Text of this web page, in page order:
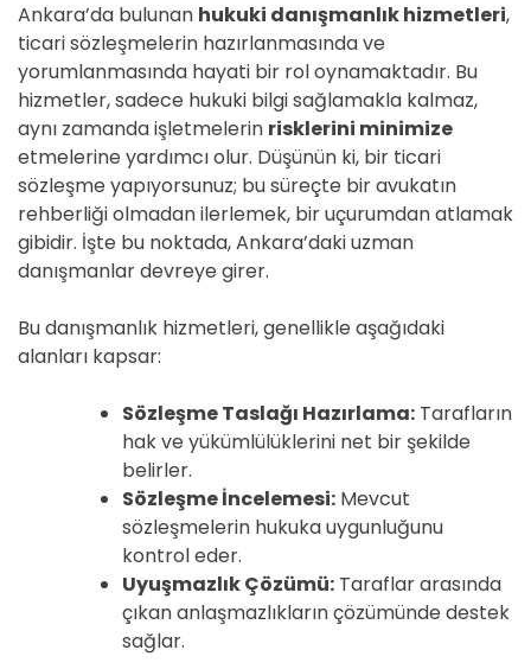
Ankara’da bulunan hukuki danışmanlık hizmetleri,
ticari sözleşmelerin hazırlanmasında ve
yorumlanmasında hayati bir rol oynamaktadır. Bu
hizmetler, sadece hukuki bilgi sağlamakla kalmaz,
aynı zamanda işletmelerin risklerini minimize
etmelerine yardımcı olur. Düşünün ki, bir ticari
sözleşme yapıyorsunuz; bu süreçte bir avukatın
rehberliği olmadan ilerlemek, bir uçurumdan atlamak
gibidir. İşte bu noktada, Ankara’daki uzman
danışmanlar devreye girer.
Bu danışmanlık hizmetleri, genellikle aşağıdaki
alanları kapsar:
Sözleşme Taslağı Hazırlama: Tarafların
hak ve yükümlülüklerini net bir şekilde
belirler.
Sözleşme İncelemesi: Mevcut
sözleşmelerin hukuka uygunluğunu
kontrol eder.
Uyuşmazlık Çözümü: Taraflar arasında
çıkan anlaşmazlıkların çözümünde destek
sağlar.